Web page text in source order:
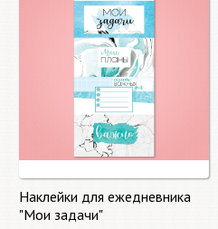
Наклейки для ежедневника
"Мои задачи"